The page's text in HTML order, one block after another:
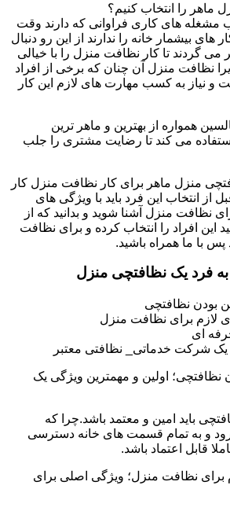
ماهر را انتخاب کنیم؟
مشغله های کاری فراوانی که دارند وقت
های بیشمار خانه را ندارند از این رو دنبال
گردند تا کار نظافت منزل را با خیالی
نظافت منزل آن چنان که برخی از افراد
و نیاز به کسب مهارت های لازم این کار
همواره از بهترین و ماهر ترین
می کند تا رضایت مشتری را جلب
منزل ماهر برای کار نظافت منزل کار
از انتخاب این فرد باید با ویژگی های
نظافت منزل آشنا شوید و بدانید که از
این افراد را انتخاب کرده و برای نظافت
پس با ما همراه باشید.
فرد یک نظافتچی منزل
بودن نظافتچی
لازم برای نظافت منزل
ای
شرکت خدماتی_ نظافتی معتبر
نظافتچی؛ اولین و مهمترین ویژگی یک
باید امین و معتمد باشد.چرا که
و به تمام قسمت های خانه دسترسی
قابل اعتماد باشد.
برای نظافت منزل؛ ویژگی اصلی برای